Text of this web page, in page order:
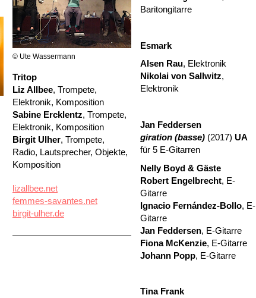
© Ute Wassermann
Tritop
Liz Allbee, Trompete,
Elektronik, Komposition
Sabine Ercklentz, Trompete,
Elektronik, Komposition
Birgit Ulher, Trompete,
Radio, Lautsprecher, Objekte,
Komposition
lizallbee.net
femmes-savantes.net
birgit-ulher.de
Baritongitarre
Esmark
Alsen Rau, Elektronik
Nikolai von Sallwitz,
Elektronik
Jan Feddersen
giration (basse) (2017) UA
für 5 E-Gitarren
Nelly Boyd & Gäste
Robert Engelbrecht, E-
Gitarre
Ignacio Fernández-Bollo, E-
Gitarre
Jan Feddersen, E-Gitarre
Fiona McKenzie, E-Gitarre
Johann Popp, E-Gitarre
Tina Frank